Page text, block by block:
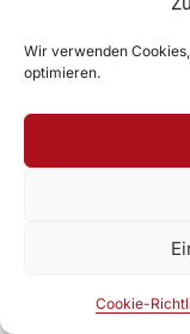
Wir verwenden
optimieren.
Cookie-